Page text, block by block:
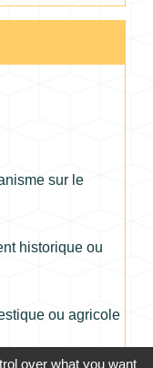
sur le
historique ou
ou agricole
over what you want